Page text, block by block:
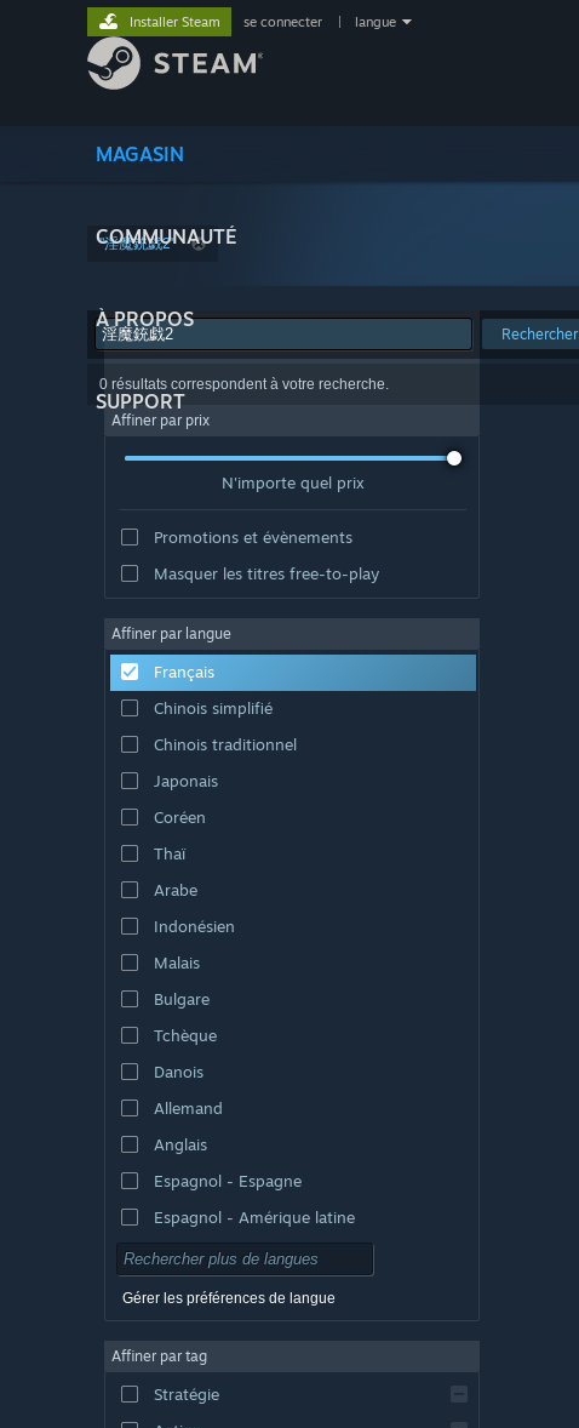
MAGASIN
COMMUNAUTÉ
À PROPOS
SUPPORT
Installer Steam se connecter langue
"淫魔銃戯2"
Rechercher
0 résultats correspondent à votre recherche.
Affiner par prix
N'importe quel prix
Promotions et évènements
Masquer les titres free-to-play
Affiner par langue
Français
Chinois simplifié
Chinois traditionnel
Japonais
Coréen
Thaï
Arabe
Indonésien
Malais
Bulgare
Tchèque
Danois
Allemand
Anglais
Espagnol - Espagne
Espagnol - Amérique latine
Gérer les préférences de langue
Affiner par tag
Stratégie